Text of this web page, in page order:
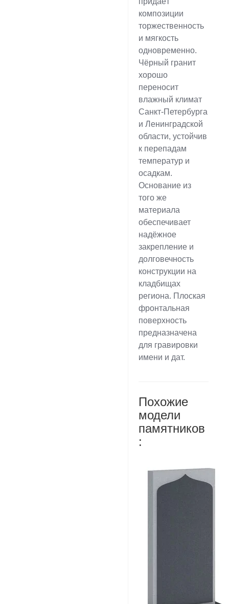
композиции
торжественность
и мягкость
одновременно.
Чёрный гранит
хорошо
переносит
влажный климат
Санкт-Петербурга
и Ленинградской
области, устойчив
к перепадам
температур и
осадкам.
Основание из
того же
материала
обеспечивает
надёжное
закрепление и
долговечность
конструкции на
кладбищах
региона. Плоская
фронтальная
поверхность
предназначена
для гравировки
имени и дат.
Похожие
модели
памятников
: